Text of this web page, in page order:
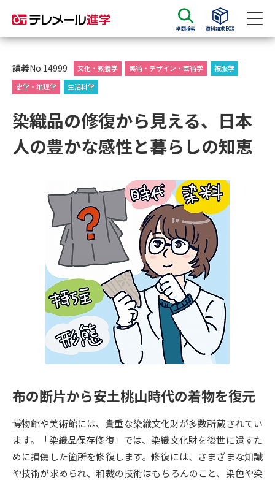
学問検索 資料請求BOX
資料請求 資料検索
大学・短大の資料種類から請求
大学パンフ 学部・学科パンフ
募集要項＆願書
大学・短大以外の資料から請求
専門学校の資料請求 大学院の資料請求
留学・進学関連、塾・予備校
大学入学共通テスト「受験案
内」の請求
大学入学共通テスト「受験上の
配慮案内」の請求
高等学校卒業程度認定試験
高等学校（情報）教員資格認定
大学研究 大学検索
講義No.14999 文化・教養学 美術・デザイン・芸術学
被服学
史学・地理学
生活科学
染織品の修復から見える、日本
人の豊かな感性と暮らしの知恵
布の断片から安土桃山時代の着物を復元
博物館や美術館には、貴重な染織文化財が多数所蔵されてい
ます。「染織品保存修復」では、染織文化財を後世に遺すた
めに損傷した箇所を修復します。修復には、さまざまな知識
や技術が求められ、和裁の技術はもちろんのこと、染色や染